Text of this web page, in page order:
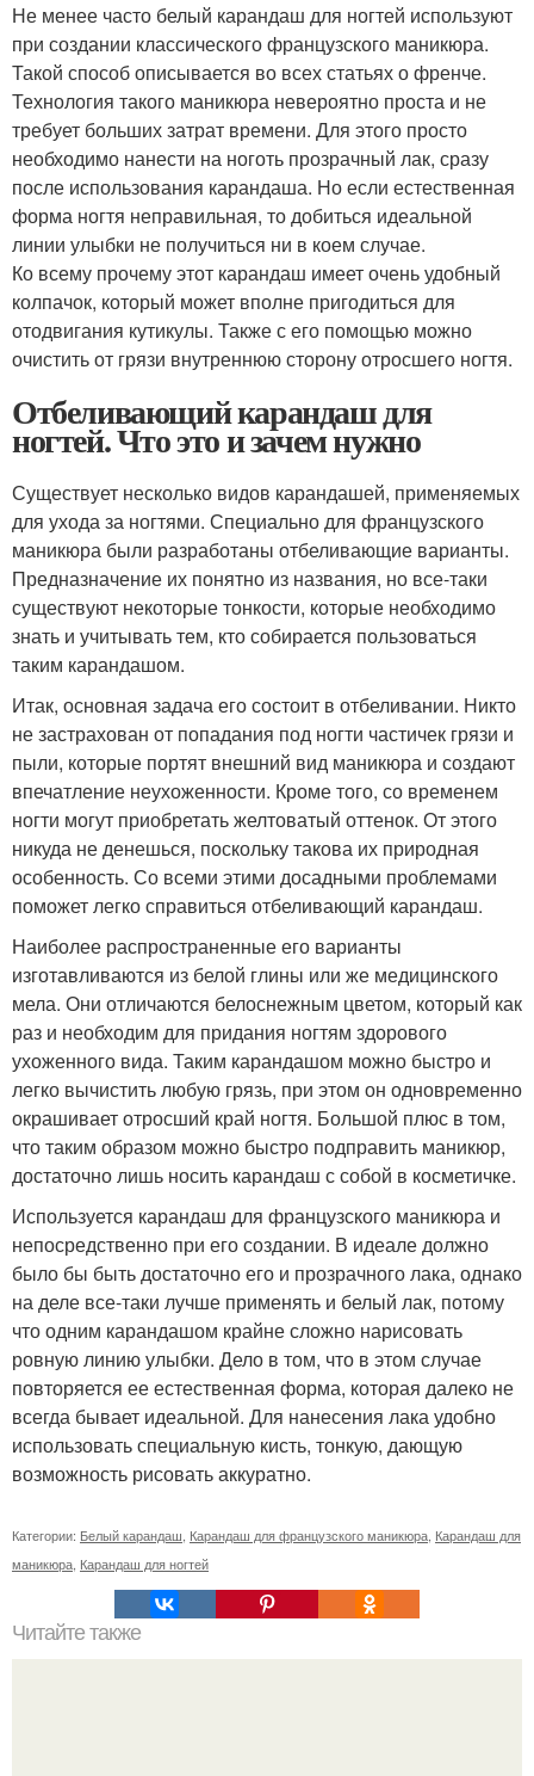
Не менее часто белый карандаш для ногтей используют
при создании классического французского маникюра.
Такой способ описывается во всех статьях о френче.
Технология такого маникюра невероятно проста и не
требует больших затрат времени. Для этого просто
необходимо нанести на ноготь прозрачный лак, сразу
после использования карандаша. Но если естественная
форма ногтя неправильная, то добиться идеальной
линии улыбки не получиться ни в коем случае.
Ко всему прочему этот карандаш имеет очень удобный
колпачок, который может вполне пригодиться для
отодвигания кутикулы. Также с его помощью можно
очистить от грязи внутреннюю сторону отросшего ногтя.
Отбеливающий карандаш для
ногтей. Что это и зачем нужно
Существует несколько видов карандашей, применяемых
для ухода за ногтями. Специально для французского
маникюра были разработаны отбеливающие варианты.
Предназначение их понятно из названия, но все-таки
существуют некоторые тонкости, которые необходимо
знать и учитывать тем, кто собирается пользоваться
таким карандашом.
Итак, основная задача его состоит в отбеливании. Никто
не застрахован от попадания под ногти частичек грязи и
пыли, которые портят внешний вид маникюра и создают
впечатление неухоженности. Кроме того, со временем
ногти могут приобретать желтоватый оттенок. От этого
никуда не денешься, поскольку такова их природная
особенность. Со всеми этими досадными проблемами
поможет легко справиться отбеливающий карандаш.
Наиболее распространенные его варианты
изготавливаются из белой глины или же медицинского
мела. Они отличаются белоснежным цветом, который как
раз и необходим для придания ногтям здорового
ухоженного вида. Таким карандашом можно быстро и
легко вычистить любую грязь, при этом он одновременно
окрашивает отросший край ногтя. Большой плюс в том,
что таким образом можно быстро подправить маникюр,
достаточно лишь носить карандаш с собой в косметичке.
Используется карандаш для французского маникюра и
непосредственно при его создании. В идеале должно
было бы быть достаточно его и прозрачного лака, однако
на деле все-таки лучше применять и белый лак, потому
что одним карандашом крайне сложно нарисовать
ровную линию улыбки. Дело в том, что в этом случае
повторяется ее естественная форма, которая далеко не
всегда бывает идеальной. Для нанесения лака удобно
использовать специальную кисть, тонкую, дающую
возможность рисовать аккуратно.
Категории: Белый карандаш Карандаш для французского маникюра Карандаш для
маникюра Карандаш для ногтей
Читайте также